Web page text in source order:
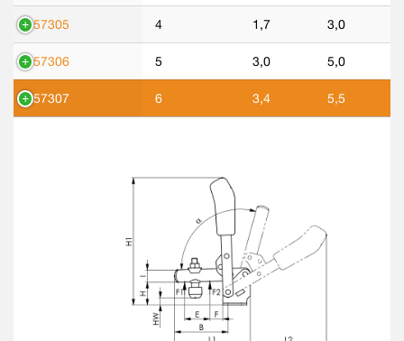
557305 4 1,7 3,0
557306 5 3,0 5,0
557307 6 3,4 5,5